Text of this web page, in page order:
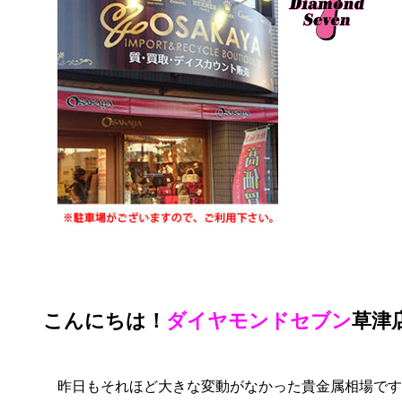
こんにちは！ ダイヤモンドセブン草津
昨日もそれほど大きな変動がなかった貴金属相場で